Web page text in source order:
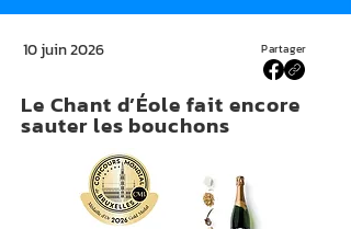
Partager
10 juin 2026
Le Chant d’Éole fait encore
sauter les bouchons